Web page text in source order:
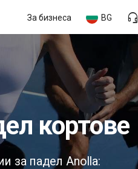
headset_mic
BG
За бизнеса
кортове
за падел Anolla: